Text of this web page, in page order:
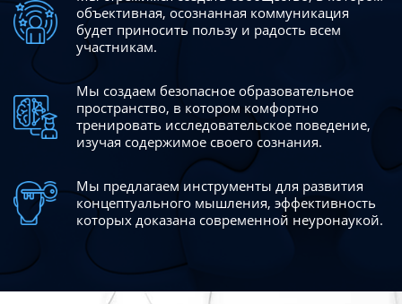
объективная, осознанная коммуникация
будет приносить пользу и радость всем
участникам.
Мы создаем безопасное образовательное
пространство, в котором комфортно
тренировать исследовательское поведение,
изучая содержимое своего сознания.
Мы предлагаем инструменты для развития
концептуального мышления, эффективность
которых доказана современной неуронаукой.